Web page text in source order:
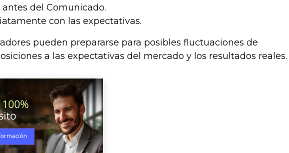
del Comunicado.
con las expectativas.
pueden prepararse para posibles fluctuaciones de
a las expectativas del mercado y los resultados reales.